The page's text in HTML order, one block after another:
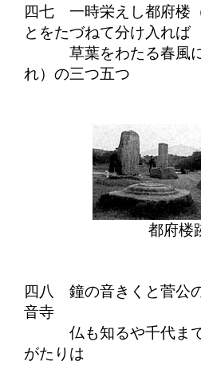
四七 一時栄えし都府楼
とをたづねて分け入れば
草葉をわたる春風
れ）の三つ五つ
都府楼
四八 鐘の音きくと菅公
音寺
仏も知るや千代ま
がたりは